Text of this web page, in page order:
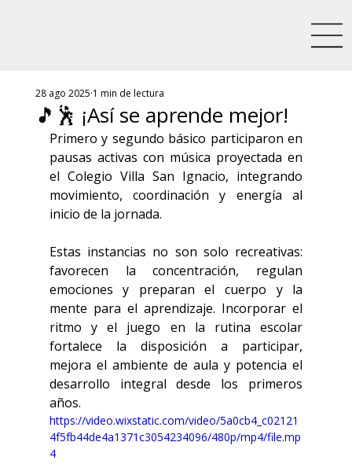
🎵🕺 ¡Así se aprende mejor!
28 ago 2025 1 min de lectura
Primero y segundo básico participaron en
pausas activas con música proyectada en
el Colegio Villa San Ignacio, integrando
movimiento, coordinación y energía al
inicio de la jornada.
Estas instancias no son solo recreativas:
favorecen la concentración, regulan
emociones y preparan el cuerpo y la
mente para el aprendizaje. Incorporar el
ritmo y el juego en la rutina escolar
fortalece la disposición a participar,
mejora el ambiente de aula y potencia el
desarrollo integral desde los primeros
años.
https://video.wixstatic.com/video/5a0cb4_c02121
4f5fb44de4a1371c3054234096/480p/mp4/file.mp
4